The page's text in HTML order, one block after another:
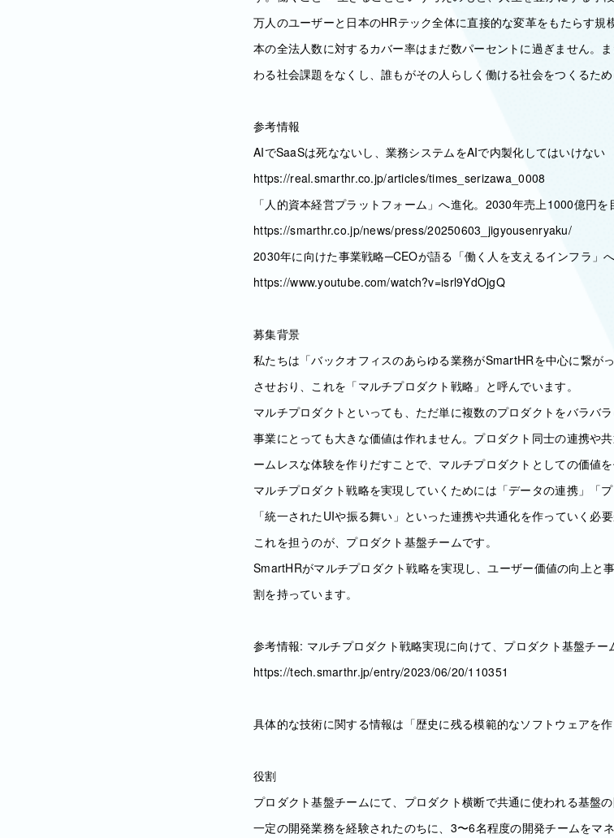
万人のユーザーと日本のHRテック全体に直接的な変革をもたらす規
本の全法人数に対するカバー率はまだ数パーセントに過ぎません。
わる社会課題をなくし、誰もがその人らしく働ける社会をつくるた
参考情報
AIでSaaSは死なないし、業務システムをAIで内製化してはいけない
https://real.smarthr.co.jp/articles/times_serizawa_0008
「人的資本経営プラットフォーム」へ進化。2030年売上1000億円
https://smarthr.co.jp/news/press/20250603_jigyousenryaku/
2030年に向けた事業戦略─CEOが語る「働く人を支えるインフラ」
https://www.youtube.com/watch?v=isrl9YdOjgQ
募集背景
私たちは「バックオフィスのあらゆる業務がSmartHRを中心に繋が
させおり、これを「マルチプロダクト戦略」と呼んでいます。
マルチプロダクトといっても、ただ単に複数のプロダクトをバラバ
事業にとっても大きな価値は作れません。プロダクト同士の連携や
ームレスな体験を作りだすことで、マルチプロダクトとしての価値を
マルチプロダクト戦略を実現していくためには「データの連携」「
「統一されたUIや振る舞い」といった連携や共通化を作っていく必要
これを担うのが、プロダクト基盤チームです。
SmartHRがマルチプロダクト戦略を実現し、ユーザー価値の向上と
割を持っています。
参考情報: マルチプロダクト戦略実現に向けて、プロダクト基盤チー
https://tech.smarthr.jp/entry/2023/06/20/110351
具体的な技術に関する情報は「歴史に残る模範的なソフトウェアを作
役割
プロダクト基盤チームにて、プロダクト横断で共通に使われる基盤
一定の開発業務を経験されたのちに、3〜6名程度の開発チームをマ